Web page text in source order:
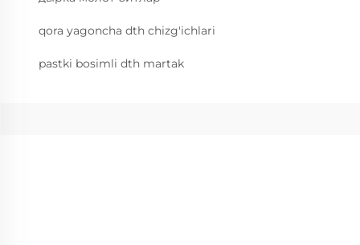
qora yagoncha dth chizg'ichlari
pastki bosimli dth martak